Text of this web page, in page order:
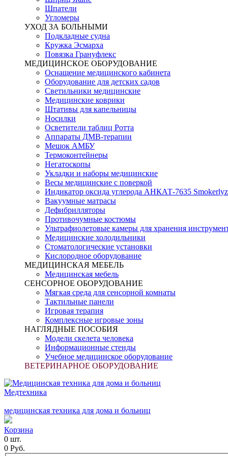
Шпатели
Угломеры
УХОД ЗА БОЛЬНЫМИ
Подкладные судна
Кружка Эсмарха
Повязка Грануфлекс
МЕДИЦИНСКОЕ ОБОРУДОВАНИЕ
Оснащение медицинского кабинета
Оборудование для детских садов
Светильники медицинские
Медицинские коврики
Штативы для капельницы
Носилки
Осветители таблиц Ротта
Аппараты ДМВ-терапии
Мешок АМБУ
Термоконтейнеры
Негатоскопы
Укладки и наборы медицинские
Весы медицинские с поверкой
Индикатор оксида углерода АНКАТ-7635
Вакуумные матрасы
Дефибрилляторы
Противочумные костюмы
Ультрафиолетовые камеры для хранения
Медицинские холодильники
Стоматологические установки
Кислородное оборудование
МЕДИЦИНСКАЯ МЕБЕЛЬ
Медицинская мебель
СЕНСОРНОЕ ОБОРУДОВАНИЕ
Мягкая среда для сенсорной комнаты
Тактильные панели
Игровая терапия
Комплексные игровые зоны
НАГЛЯДНЫЕ ПОСОБИЯ
Модели скелета человека
Информационные стенды
Учебное медицинское оборудование
ВЕТЕРИНАРНОЕ ОБОРУДОВАНИЕ
Медтехника
медицинская техника для дома и больниц
Корзина
0 шт.
0 Руб.